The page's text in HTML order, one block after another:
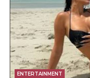
ENTERTAINMENT